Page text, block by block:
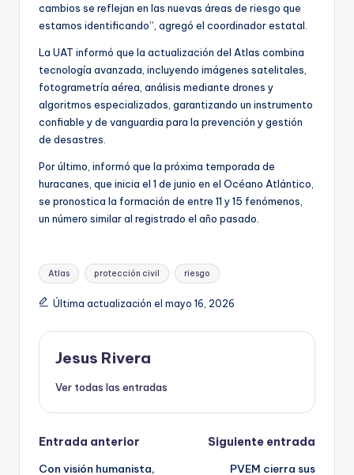
cambios se reflejan en las nuevas áreas de riesgo que
estamos identificando”, agregó el coordinador estatal.
La UAT informó que la actualización del Atlas combina
tecnología avanzada, incluyendo imágenes satelitales,
fotogrametría aérea, análisis mediante drones y
algoritmos especializados, garantizando un instrumento
confiable y de vanguardia para la prevención y gestión
de desastres.
Por último, informó que la próxima temporada de
huracanes, que inicia el 1 de junio en el Océano Atlántico,
se pronostica la formación de entre 11 y 15 fenómenos,
un número similar al registrado el año pasado.
Etiquetas:
Atlas protección civil riesgo
Última actualización el mayo 16, 2026
Jesus Rivera
Ver todas las entradas
Navegación
Entrada anterior
Con visión humanista,
Siguiente entrada
PVEM cierra sus